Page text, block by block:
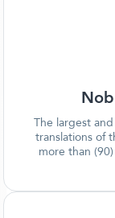
The largest
translations of
more than